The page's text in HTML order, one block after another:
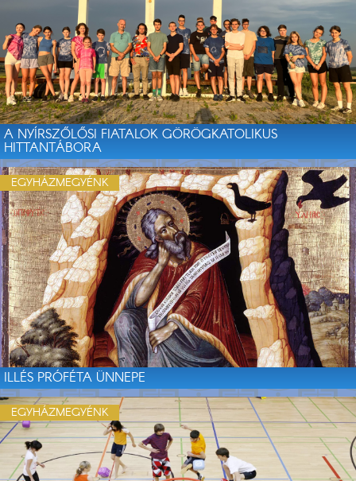
A NYÍRSZŐLŐSI FIATALOK GÖRÖGKATOLIKUS
HITTANTÁBORA
ILLÉS PRÓFÉTA ÜNNEPE
EGYHÁZMEGYÉNK
EGYHÁZMEGYÉNK